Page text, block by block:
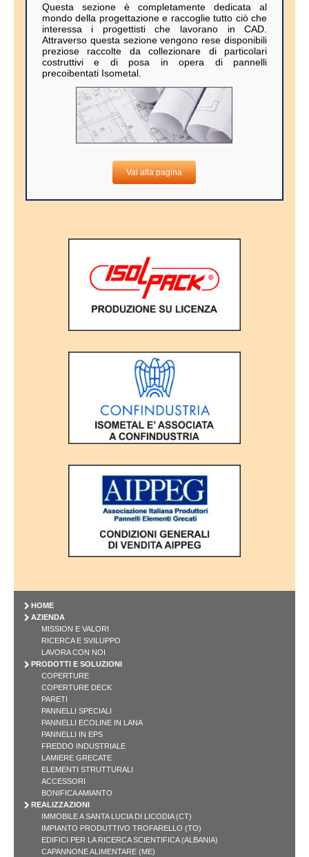
Questa sezione è completamente dedicata al
mondo della progettazione e raccoglie tutto ciò che
interessa i progettisti che lavorano in CAD.
Attraverso questa sezione vengono rese disponibili
preziose raccolte da collezionare di particolari
costruttivi e di posa in opera di pannelli
precoibentati Isometal.
Vai alla pagina
HOME
AZIENDA
MISSION E VALORI
RICERCA E SVILUPPO
LAVORA CON NOI
PRODOTTI E SOLUZIONI
COPERTURE
COPERTURE DECK
PARETI
PANNELLI SPECIALI
PANNELLI ECOLINE IN LANA
PANNELLI IN EPS
FREDDO INDUSTRIALE
LAMIERE GRECATE
ELEMENTI STRUTTURALI
ACCESSORI
BONIFICA AMIANTO
REALIZZAZIONI
IMMOBILE A SANTA LUCIA DI LICODIA (CT)
IMPIANTO PRODUTTIVO TROFARELLO (TO)
EDIFICI PER LA RICERCA SCIENTIFICA (ALBANIA)
CAPANNONE ALIMENTARE (ME)